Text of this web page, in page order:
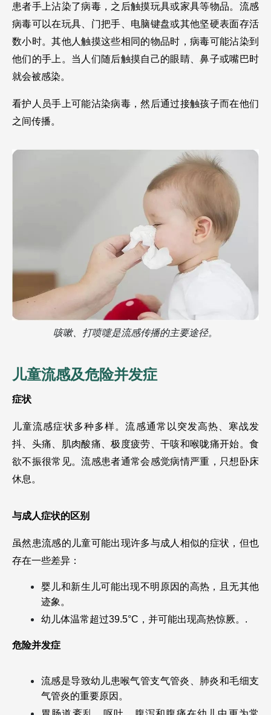
患者手上沾染了病毒，之后触摸玩具或家具等物品。流感
病毒可以在玩具、门把手、电脑键盘或其他坚硬表面存活
数小时。其他人触摸这些相同的物品时，病毒可能沾染到
他们的手上。当人们随后触摸自己的眼睛、鼻子或嘴巴时
就会被感染。
看护人员手上可能沾染病毒，然后通过接触孩子而在他们
之间传播。
咳嗽、打喷嚏是流感传播的主要途径。
儿童流感及危险并发症
症状
儿童流感症状多种多样。流感通常以突发高热、寒战发
抖、头痛、肌肉酸痛、极度疲劳、干咳和喉咙痛开始。食
欲不振很常见。流感患者通常会感觉病情严重，只想卧床
休息。
与成人症状的区别
虽然患流感的儿童可能出现许多与成人相似的症状，但也
存在一些差异：
婴儿和新生儿可能出现不明原因的高热，且无其他
迹象。
幼儿体温常超过39.5°C，并可能出现高热惊厥。.
危险并发症
流感是导致幼儿患喉气管支气管炎、肺炎和毛细支
气管炎的重要原因。